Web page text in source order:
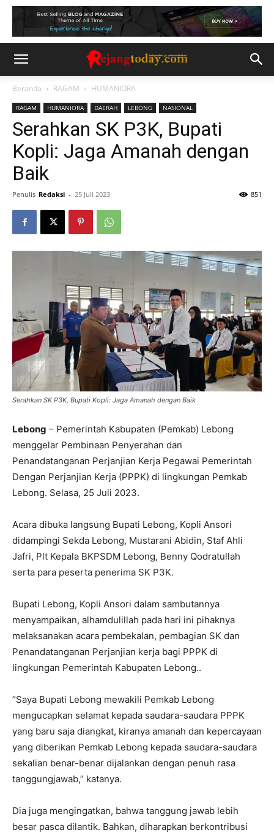
Beranda RAGAM HUMANIORA
RAGAM HUMANIORA DAERAH LEBONG NASIONAL
Serahkan SK P3K, Bupati
Kopli: Jaga Amanah dengan
Baik
Penulis Redaksi - 25 Juli 2023 851
Serahkan SK P3K, Bupati Kopli: Jaga Amanah dengan Baik
Lebong – Pemerintah Kabupaten (Pemkab) Lebong
menggelar Pembinaan Penyerahan dan
Penandatanganan Perjanjian Kerja Pegawai Pemerintah
Dengan Perjanjian Kerja (PPPK) di lingkungan Pemkab
Lebong. Selasa, 25 Juli 2023.
Acara dibuka langsung Bupati Lebong, Kopli Ansori
didampingi Sekda Lebong, Mustarani Abidin, Staf Ahli
Jafri, Plt Kepala BKPSDM Lebong, Benny Qodratullah
serta para peserta penerima SK P3K.
Bupati Lebong, Kopli Ansori dalam sambutannya
menyampaikan, alhamdulillah pada hari ini pihaknya
melaksanakan acara pembekalan, pembagian SK dan
Penandatanganan Perjanjian kerja bagi PPPK di
lingkungan Pemerintah Kabupaten Lebong..
“Saya Bupati Lebong mewakili Pemkab Lebong
mengucapkan selamat kepada saudara-saudara PPPK
yang baru saja diangkat, kiranya amanah dan kepercayaan
yang diberikan Pemkab Lebong kepada saudara-saudara
sekalian benar-benar dijalankan dengan penuh rasa
tanggungjawab,” katanya.
Dia juga mengingatkan, bahwa tanggung jawab lebih
besar pasca dilantik. Bahkan, diharapkan berkontribusi